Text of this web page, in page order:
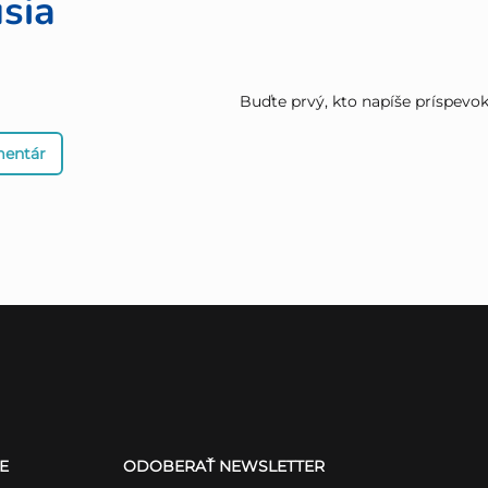
Buďte prvý, kto napíše
ODOBERAŤ NEWSLETTER